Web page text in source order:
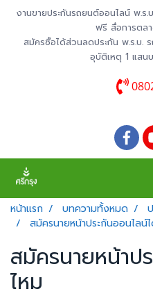
งานขายประกันรถยนต์ออนไลน์ พ.
ฟรี สื่อการตล
สมัครซื้อได้ส่วนลดประกัน พ.ร.บ.
อุบัติเหตุ 1 แสน
หน้าแรก บทความทั้งหมด
สมัครนายหน้าประกันออนไลน์
สมัครนายหน้าป
ไหม